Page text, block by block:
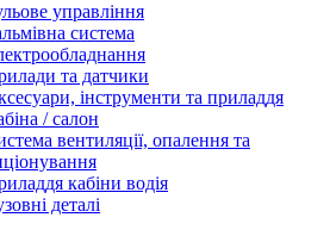
управління
система
та датчики
інструменти та приладдя
/ салон
вентиляції, опалення та
кабіни водія
деталі